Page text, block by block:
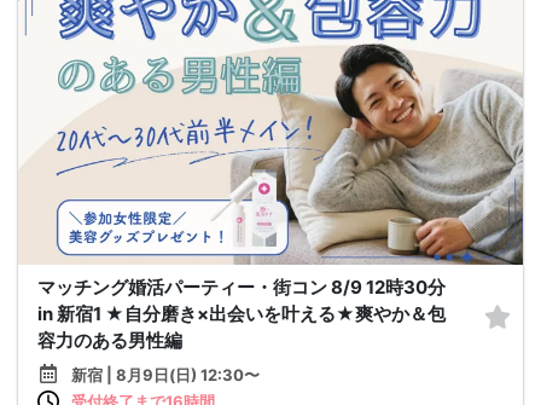
マッチング婚活パーティー・街コン 8/9 12時30分
in 新宿1 ★自分磨き×出会いを叶える★爽やか＆包
容力のある男性編
新宿 | 8月9日(日) 12:30〜